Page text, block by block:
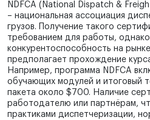
NDFCA (National Dispatch &
– национальная ассоциация
грузов. Получение такого
требованием для работы,
конкурентоспособность на
предполагает прохождение
Например, программа NDFCA
обучающих модулей и итоговый
пакета около $700. Наличие
работодателю или партнёрам,
практиками диспетчеризации,